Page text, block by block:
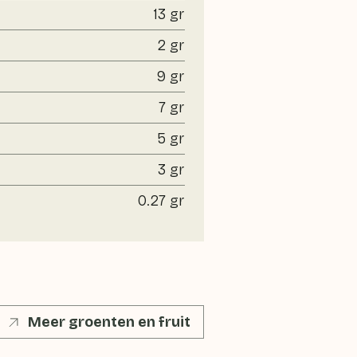
13 gr
2 gr
9 gr
7 gr
5 gr
3 gr
0.27 gr
Meer groenten en fruit